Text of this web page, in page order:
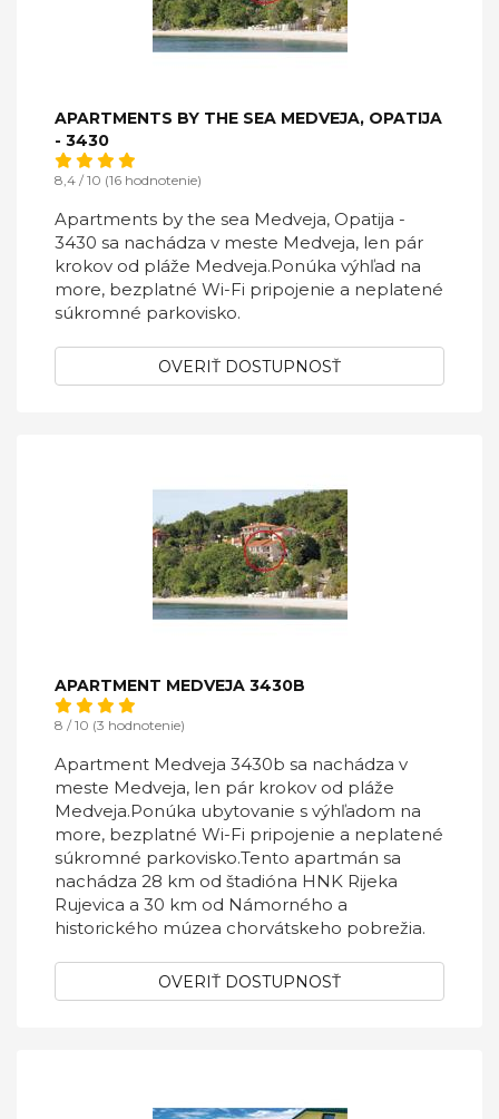
APARTMENTS BY THE SEA MEDVEJA, OPATIJA
- 3430
8,4 / 10 (16 hodnotenie)
Apartments by the sea Medveja, Opatija -
3430 sa nachádza v meste Medveja, len pár
krokov od pláže Medveja.Ponúka výhľad na
more, bezplatné Wi-Fi pripojenie a neplatené
súkromné ​​parkovisko.
OVERIŤ DOSTUPNOSŤ
APARTMENT MEDVEJA 3430B
8 / 10 (3 hodnotenie)
Apartment Medveja 3430b sa nachádza v
meste Medveja, len pár krokov od pláže
Medveja.Ponúka ubytovanie s výhľadom na
more, bezplatné Wi-Fi pripojenie a neplatené
súkromné ​​parkovisko.Tento apartmán sa
nachádza 28 km od štadióna HNK Rijeka
Rujevica a 30 km od Námorného a
historického múzea chorvátskeho pobrežia.
OVERIŤ DOSTUPNOSŤ